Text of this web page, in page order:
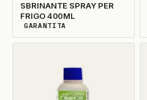
SBRINANTE SPRAY PER
FRIGO 400ML
DISPONIBILITÀ GARANTITA
GARANTITA